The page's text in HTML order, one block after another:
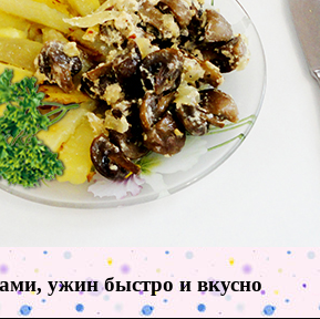
ужин быстро и вкусно